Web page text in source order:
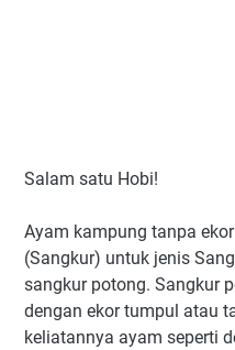
Salam satu Hobi!
Ayam kampung tanpa
(Sangkur) untuk jenis
sangkur potong. Sangkur
dengan ekor tumpul atau
keliatannya ayam seperti